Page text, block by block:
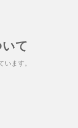
て
ます。